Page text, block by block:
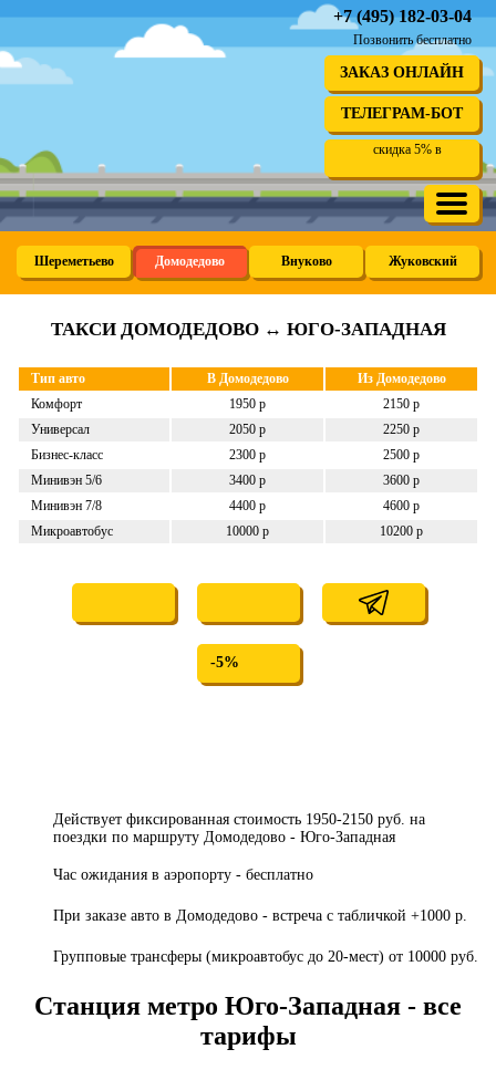
+7 (495) 182-03-04
Позвонить бесплатно
ЗАКАЗ ОНЛАЙН
ТЕЛЕГРАМ-БОТ
скидка 5% в
Шереметьево Домодедово Внуково Жуковский
ТАКСИ ДОМОДЕДОВО ↔ ЮГО-ЗАПАДНАЯ
Тип авто В Домодедово
Из Домодедово
Комфорт
1950 р
2150 р
Универсал
2050 р
2250 р
Бизнес-класс
2300 р
2500 р
Минивэн 5/6
3400 р
3600 р
Минивэн 7/8
4400 р
4600 р
Микроавтобус
10000 р 10200 р
-5%
Действует фиксированная стоимость 1950-2150 руб. на
поездки по маршруту Домодедово - Юго-Западная
Час ожидания в аэропорту - бесплатно
При заказе авто в Домодедово - встреча с табличкой +1000 р.
Групповые трансферы (микроавтобус до 20-мест) от 10000 руб.
Станция метро Юго-Западная - все
тарифы